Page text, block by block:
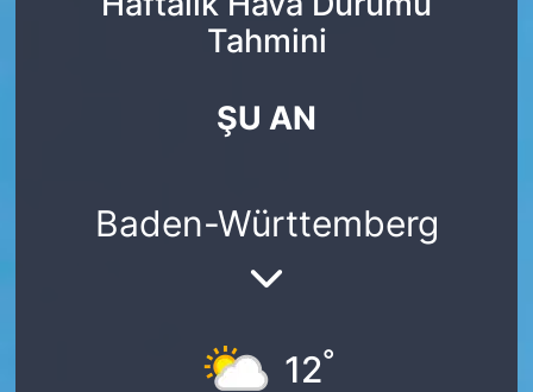
Tahmini
ŞU AN
Baden-Württemberg
12°
DEUTSCH
Son Dakika Haberleri